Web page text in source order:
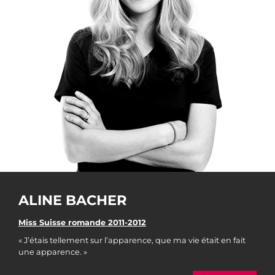
ALINE BACHER
Miss Suisse romande 2011-2012
« J’étais tellement sur l’apparence, que ma vie était en fait
une apparence. »